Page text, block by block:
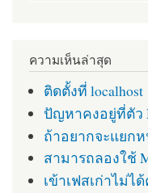
ความเห็นล่าสุด
ติดตั้งที่ localhost
ปัญหาคงอยู่ที่ตัว
ถ้าอยากจะแยก
สามารถลองใช้
เข้าเฟสเก่าไม่ไ